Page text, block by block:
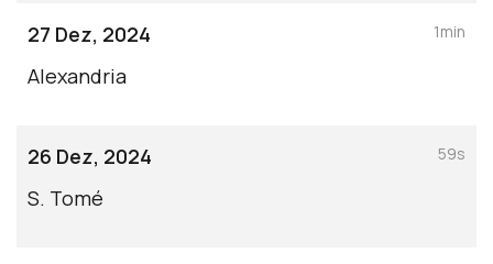
27 Dez, 2024
Alexandria
1min
26 Dez, 2024
S. Tomé
59s